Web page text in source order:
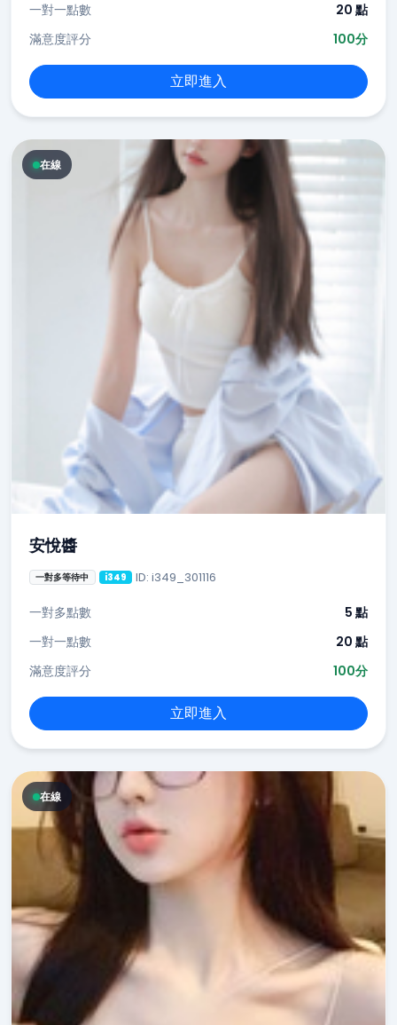
一對一點數
20 點
滿意度評分
100分
立即進入
在線
安悅醬
一對多等待中 i349 ID: i349_301116
一對多點數
5 點
一對一點數
20 點
滿意度評分
100分
立即進入
在線